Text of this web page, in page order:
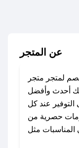
عن المتجر
لمتجر متجر
أحدث وأفضل
عند كل
حصرية من
مثل
البيضاء (شهر